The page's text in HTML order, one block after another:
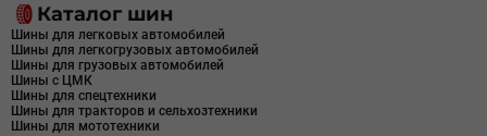
Каталог шин
Шины для легковых автомобилей
Шины для легкогрузовых автомобилей
Шины для грузовых автомобилей
Шины с ЦМК
Шины для спецтехники
Шины для тракторов и сельхозтехники
Шины для мототехники